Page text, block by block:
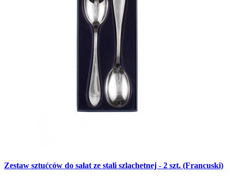
Zestaw sztućców do sałat ze stali szlachetnej - 2 szt. (Francuski)